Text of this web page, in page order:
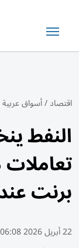
اقتصاد/أسواق عربية
النفط
برنت عند 98
22 أبريل 2026 06:08 صباحًا